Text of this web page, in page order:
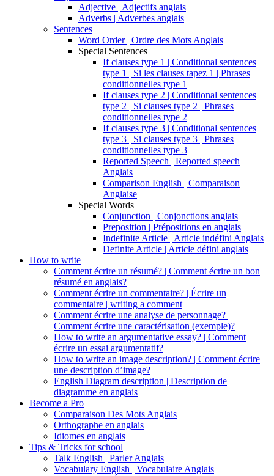
Adjective | Adjectifs anglais
Adverbs | Adverbes anglais
Sentences
Word Order | Ordre des Mots Anglais
Special Sentences
If clauses type 1 | Conditional sentences
type 1 | Si les clauses tapez 1 | Phrases
conditionnelles type 1
If clauses type 2 | Conditional sentences
type 2 | Si clauses type 2 | Phrases
conditionnelles type 2
If clauses type 3 | Conditional sentences
type 3 | Si clauses type 3 | Phrases
conditionnelles type 3
Reported Speech | Reported speech
Anglais
Comparison English | Comparaison
Anglaise
Special Words
Conjunction | Conjonctions anglais
Preposition | Prépositions en anglais
Indefinite Article | Article indéfini Anglais
Definite Article | Article défini anglais
How to write
Comment écrire un résumé? | Comment écrire un bon
résumé en anglais?
Comment écrire un commentaire? | Écrire un
commentaire | writing a comment
Comment écrire une analyse de personnage? |
Comment écrire une caractérisation (exemple)?
How to write an argumentative essay? | Comment
écrire un essai argumentatif?
How to write an image description? | Comment écrire
une description d’image?
English Diagram description | Description de
diagramme en anglais
Become a Pro
Comparaison Des Mots Anglais
Orthographe en anglais
Idiomes en anglais
Tips & Tricks for school
Talk English | Parler Anglais
Vocabulary English | Vocabulaire Anglais